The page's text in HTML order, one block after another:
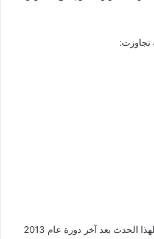
تجاوزت:
وأشار إلى أن استضافة مصر لهذا الحدث بعد آخر دورة عام 2013